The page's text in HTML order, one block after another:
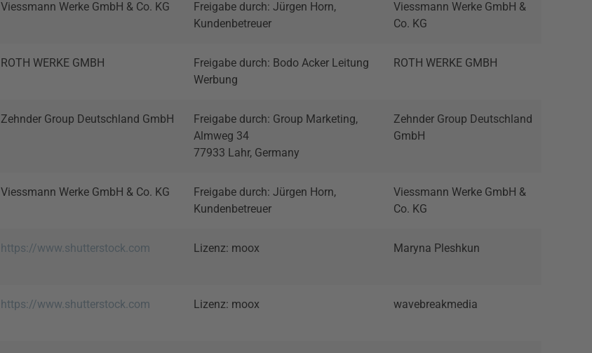
Viessmann Werke GmbH & Co. KG
Freigabe durch: Jürgen Horn,
Kundenbetreuer
Viessmann Werke GmbH &
Co. KG
ROTH WERKE GMBH
Freigabe durch: Bodo Acker Leitung
Werbung
ROTH WERKE GMBH
Zehnder Group Deutschland GmbH
Freigabe durch: Group Marketing,
Almweg 34
77933 Lahr, Germany
Zehnder Group Deutschland
GmbH
Viessmann Werke GmbH & Co. KG
Freigabe durch: Jürgen Horn,
Kundenbetreuer
Viessmann Werke GmbH &
Co. KG
https://www.shutterstock.com Lizenz: moox Maryna Pleshkun
https://www.shutterstock.com Lizenz: moox wavebreakmedia